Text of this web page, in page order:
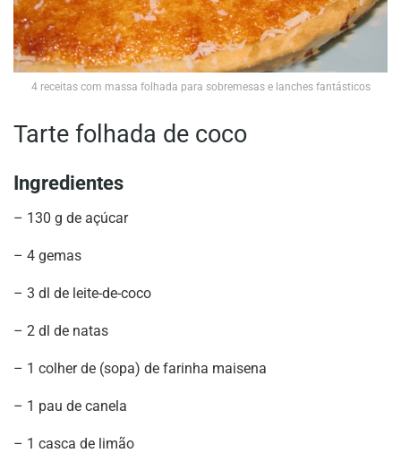
4 receitas com massa folhada para sobremesas e lanches fantásticos
Tarte folhada de coco
Ingredientes
– 130 g de açúcar
– 4 gemas
– 3 dl de leite-de-coco
– 2 dl de natas
– 1 colher de (sopa) de farinha maisena
– 1 pau de canela
– 1 casca de limão